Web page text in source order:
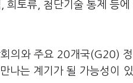
토류, 첨단기술 통제 등에
의와 주요 20개국(G20)
나는 계기가 될 가능성이